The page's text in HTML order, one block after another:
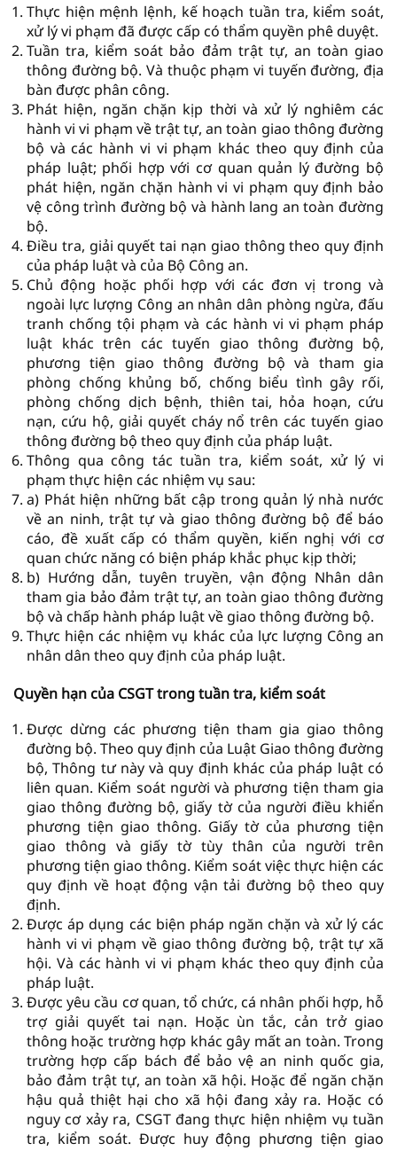
Thực hiện mệnh lệnh, kế hoạch tuần tra, kiểm soát,
xử lý vi phạm đã được cấp có thẩm quyền phê duyệt.
Tuần tra, kiểm soát bảo đảm trật tự, an toàn giao
thông đường bộ. Và thuộc phạm vi tuyến đường, địa
bàn được phân công.
Phát hiện, ngăn chặn kịp thời và xử lý nghiêm các
hành vi vi phạm về trật tự, an toàn giao thông đường
bộ và các hành vi vi phạm khác theo quy định của
pháp luật; phối hợp với cơ quan quản lý đường bộ
phát hiện, ngăn chặn hành vi vi phạm quy định bảo
vệ công trình đường bộ và hành lang an toàn đường
bộ.
Điều tra, giải quyết tai nạn giao thông theo quy định
của pháp luật và của Bộ Công an.
Chủ động hoặc phối hợp với các đơn vị trong và
ngoài lực lượng Công an nhân dân phòng ngừa, đấu
tranh chống tội phạm và các hành vi vi phạm pháp
luật khác trên các tuyến giao thông đường bộ,
phương tiện giao thông đường bộ và tham gia
phòng chống khủng bố, chống biểu tình gây rối,
phòng chống dịch bệnh, thiên tai, hỏa hoạn, cứu
nạn, cứu hộ, giải quyết cháy nổ trên các tuyến giao
thông đường bộ theo quy định của pháp luật.
Thông qua công tác tuần tra, kiểm soát, xử lý vi
phạm thực hiện các nhiệm vụ sau:
a) Phát hiện những bất cập trong quản lý nhà nước
về an ninh, trật tự và giao thông đường bộ để báo
cáo, đề xuất cấp có thẩm quyền, kiến nghị với cơ
quan chức năng có biện pháp khắc phục kịp thời;
b) Hướng dẫn, tuyên truyền, vận động Nhân dân
tham gia bảo đảm trật tự, an toàn giao thông đường
bộ và chấp hành pháp luật về giao thông đường bộ.
Thực hiện các nhiệm vụ khác của lực lượng Công an
nhân dân theo quy định của pháp luật.
Quyền hạn của CSGT trong tuần tra, kiểm soát
Được dừng các phương tiện tham gia giao thông
đường bộ. Theo quy định của Luật Giao thông đường
bộ, Thông tư này và quy định khác của pháp luật có
liên quan. Kiểm soát người và phương tiện tham gia
giao thông đường bộ, giấy tờ của người điều khiển
phương tiện giao thông. Giấy tờ của phương tiện
giao thông và giấy tờ tùy thân của người trên
phương tiện giao thông. Kiểm soát việc thực hiện các
quy định về hoạt động vận tải đường bộ theo quy
định.
Được áp dụng các biện pháp ngăn chặn và xử lý các
hành vi vi phạm về giao thông đường bộ, trật tự xã
hội. Và các hành vi vi phạm khác theo quy định của
pháp luật.
Được yêu cầu cơ quan, tổ chức, cá nhân phối hợp, hỗ
trợ giải quyết tai nạn. Hoặc ùn tắc, cản trở giao
thông hoặc trường hợp khác gây mất an toàn. Trong
trường hợp cấp bách để bảo vệ an ninh quốc gia,
bảo đảm trật tự, an toàn xã hội. Hoặc để ngăn chặn
hậu quả thiệt hại cho xã hội đang xảy ra. Hoặc có
nguy cơ xảy ra, CSGT đang thực hiện nhiệm vụ tuần
tra, kiểm soát. Được huy động phương tiện giao